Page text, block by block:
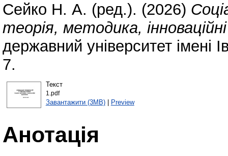
Сейко Н. А. (ред.). (2026)
теорія, методика,
державний університет
7.
Текст
1.pdf
Завантажити (3MB)| Preview
Анотація